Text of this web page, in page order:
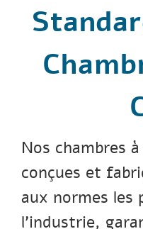
Nos chambres
conçues et
aux normes les
l’industrie,